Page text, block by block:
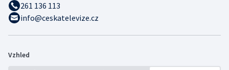
261 136 113
info@ceskatelevize.cz
Vzhled